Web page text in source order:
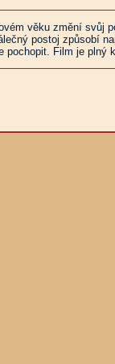
věku změní svůj
postoj způsobí
pochopit. Film je plný